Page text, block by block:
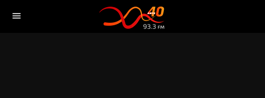
menu